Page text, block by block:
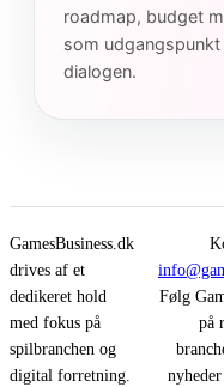
roadmap, budget
som
dialogen.
GamesBusiness.dk
drives af et
dedikeret hold
med fokus på
spilbranchen og
digital forretning.
Følg
på